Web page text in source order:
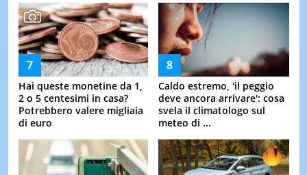
Hai queste monetine da 1,
2 o 5 centesimi in casa?
Potrebbero valere migliaia
di euro
Caldo estremo, 'il peggio
deve ancora arrivare': cosa
svela il climatologo sul
meteo di ...